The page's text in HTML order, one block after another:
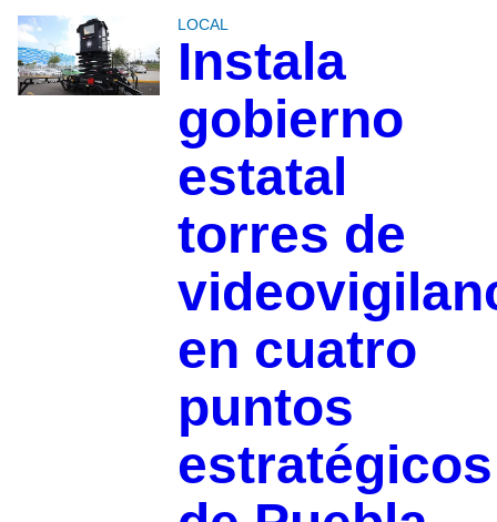
LOCAL
Instala
gobierno
estatal
torres de
en cuatro
puntos
estratégicos